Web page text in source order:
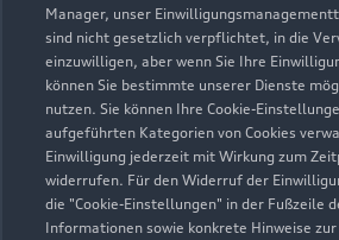
Manager, unser
sind nicht gesetzlich verpflichtet, in die
einzuwilligen, aber wenn Sie Ihre
können Sie bestimmte unserer Dienste
nutzen. Sie können Ihre Cookie-
aufgeführten Kategorien von Cookies
Einwilligung jederzeit mit Wirkung zum
widerrufen. Für den Widerruf der
die "Cookie-Einstellungen" in der Fußzeile
Informationen sowie konkrete Hinweise
Öffnungszeiten
Service
Geöffnet bis18:00